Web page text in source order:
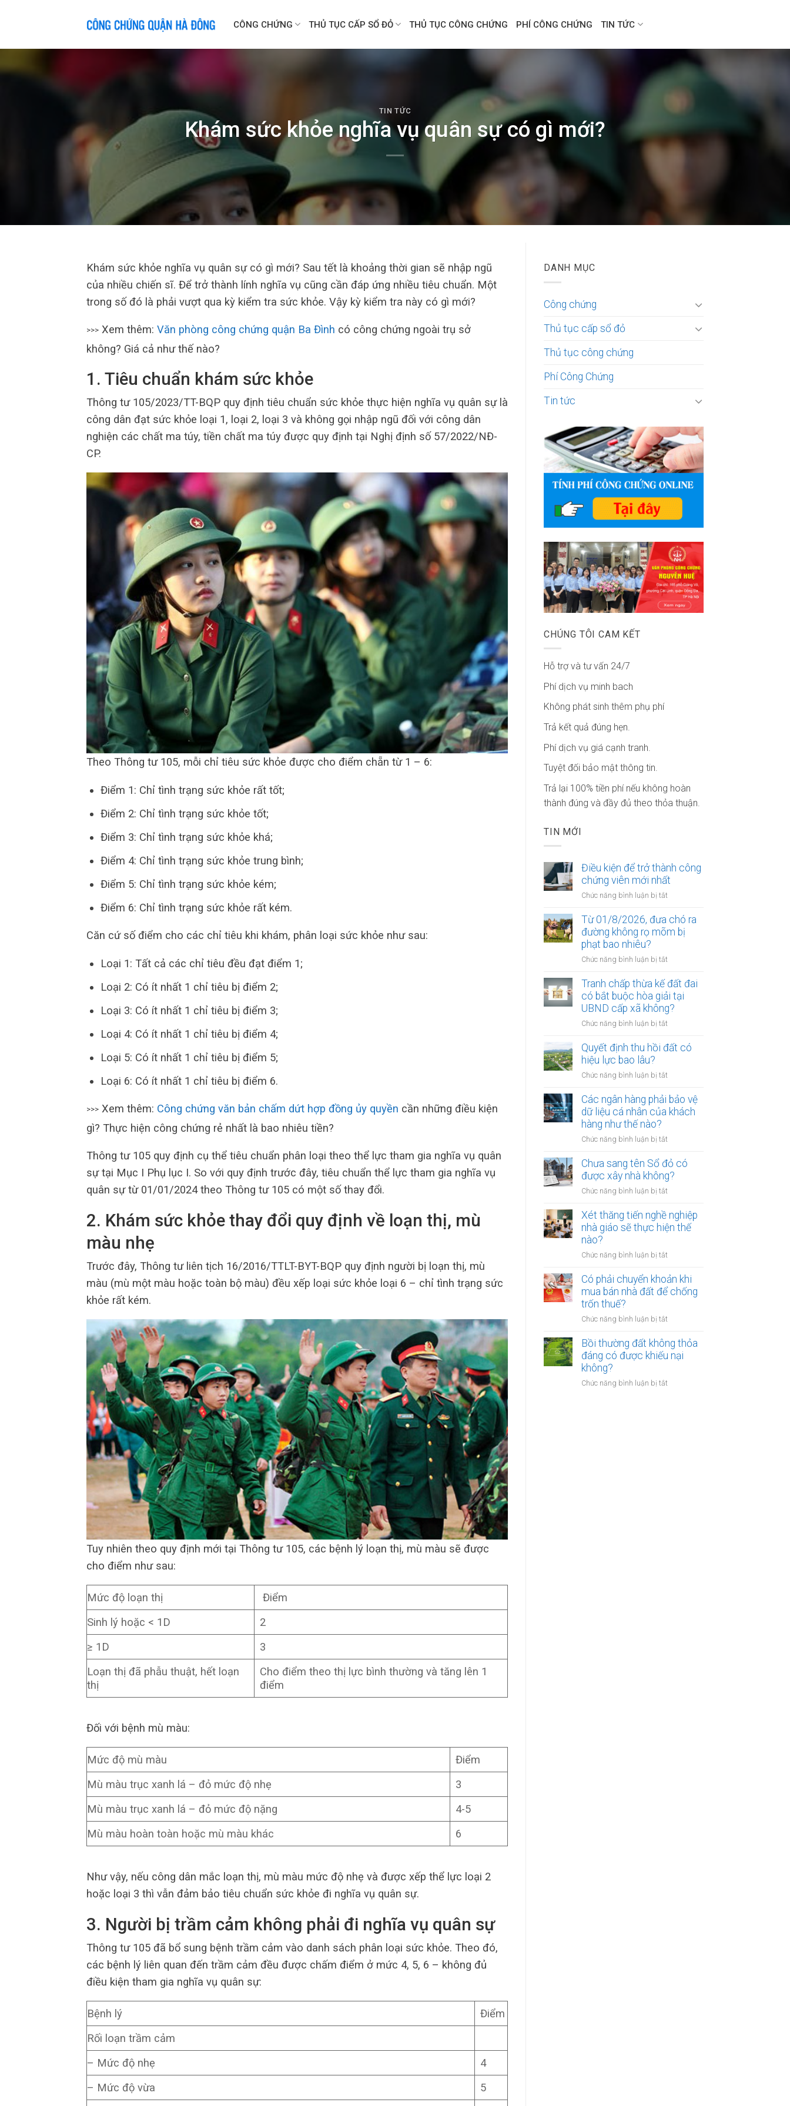
CÔNG CHỨNG THỦ TỤC CẤP SỔ ĐỎ THỦ TỤC CÔNG CHỨNG PHÍ CÔNG CHỨNG TIN TỨC
TIN TỨC
Khám sức khỏe nghĩa vụ quân sự có gì mới?
Khám sức khỏe nghĩa vụ quân sự có gì mới? Sau tết là khoảng thời gian sẽ nhập ngũ
của nhiều chiến sĩ. Để trở thành lính nghĩa vụ cũng cần đáp ứng nhiều tiêu chuẩn. Một
trong số đó là phải vượt qua kỳ kiểm tra sức khỏe. Vậy kỳ kiểm tra này có gì mới?
>>> Xem thêm: Văn phòng công chứng quận Ba Đình có công chứng ngoài trụ sở
không? Giá cả như thế nào?
1. Tiêu chuẩn khám sức khỏe
Thông tư 105/2023/TT-BQP quy định tiêu chuẩn sức khỏe thực hiện nghĩa vụ quân sự là
công dân đạt sức khỏe loại 1, loại 2, loại 3 và không gọi nhập ngũ đối với công dân
nghiện các chất ma túy, tiền chất ma túy được quy định tại Nghị định số 57/2022/NĐ-
CP.
Theo Thông tư 105, mỗi chỉ tiêu sức khỏe được cho điểm chẵn từ 1 – 6:
Điểm 1: Chỉ tình trạng sức khỏe rất tốt;
Điểm 2: Chỉ tình trạng sức khỏe tốt;
Điểm 3: Chỉ tình trạng sức khỏe khá;
Điểm 4: Chỉ tình trạng sức khỏe trung bình;
Điểm 5: Chỉ tình trạng sức khỏe kém;
Điểm 6: Chỉ tình trạng sức khỏe rất kém.
Căn cứ số điểm cho các chỉ tiêu khi khám, phân loại sức khỏe như sau:
Loại 1: Tất cả các chỉ tiêu đều đạt điểm 1;
Loại 2: Có ít nhất 1 chỉ tiêu bị điểm 2;
Loại 3: Có ít nhất 1 chỉ tiêu bị điểm 3;
Loại 4: Có ít nhất 1 chỉ tiêu bị điểm 4;
Loại 5: Có ít nhất 1 chỉ tiêu bị điểm 5;
Loại 6: Có ít nhất 1 chỉ tiêu bị điểm 6.
>>> Xem thêm: Công chứng văn bản chấm dứt hợp đồng ủy quyền cần những điều kiện
gì? Thực hiện công chứng rẻ nhất là bao nhiêu tiền?
Thông tư 105 quy định cụ thể tiêu chuẩn phân loại theo thể lực tham gia nghĩa vụ quân
sự tại Mục I Phụ lục I. So với quy định trước đây, tiêu chuẩn thể lực tham gia nghĩa vụ
quân sự từ 01/01/2024 theo Thông tư 105 có một số thay đổi.
2. Khám sức khỏe thay đổi quy định về loạn thị, mù
màu nhẹ
Trước đây, Thông tư liên tịch 16/2016/TTLT-BYT-BQP quy định người bị loạn thị, mù
màu (mù một màu hoặc toàn bộ màu) đều xếp loại sức khỏe loại 6 – chỉ tình trạng sức
khỏe rất kém.
Tuy nhiên theo quy định mới tại Thông tư 105, các bệnh lý loạn thị, mù màu sẽ được
cho điểm như sau:
Mức độ loạn thị
Điểm
Sinh lý hoặc < 1D
2
≥ 1D
3
Loạn thị đã phẫu thuật, hết loạn
thị
Cho điểm theo thị lực bình thường và tăng lên 1
điểm
Đối với bệnh mù màu:
Mức độ mù màu
Điểm
Mù màu trục xanh lá – đỏ mức độ nhẹ
3
Mù màu trục xanh lá – đỏ mức độ nặng
4-5
Mù màu hoàn toàn hoặc mù màu khác
6
Như vậy, nếu công dân mắc loạn thị, mù màu mức độ nhẹ và được xếp thể lực loại 2
hoặc loại 3 thì vẫn đảm bảo tiêu chuẩn sức khỏe đi nghĩa vụ quân sự.
3. Người bị trầm cảm không phải đi nghĩa vụ quân sự
Thông tư 105 đã bổ sung bệnh trầm cảm vào danh sách phân loại sức khỏe. Theo đó,
các bệnh lý liên quan đến trầm cảm đều được chấm điểm ở mức 4, 5, 6 – không đủ
điều kiện tham gia nghĩa vụ quân sự:
Bệnh lý
Điểm
Rối loạn trầm cảm
– Mức độ nhẹ
4
– Mức độ vừa
5
DANH MỤC
Công chứng
Thủ tục cấp sổ đỏ
Thủ tục công chứng
Phí Công Chứng
Tin tức
CHÚNG TÔI CAM KẾT
Hỗ trợ và tư vấn 24/7
Phí dịch vụ minh bach
Không phát sinh thêm phụ phí
Trả kết quả đúng hẹn.
Phí dịch vụ giá cạnh tranh.
Tuyệt đối bảo mật thông tin.
Trả lại 100% tiền phí nếu không hoàn
thành đúng và đầy đủ theo thỏa thuận.
TIN MỚI
Điều kiện để trở thành công
chứng viên mới nhất
Chức năng bình luận bị tắt
kiện
để
công
viên
mới
nhất
Từ 01/8/2026, đưa chó ra
đường không rọ mõm bị
phạt bao nhiêu?
Chức năng bình luận bị tắt
01/8/2026,
đưa
chó
ra
đường
rọ
bao
nhiêu?
Tranh chấp thừa kế đất đai
có bắt buộc hòa giải tại
UBND cấp xã không?
Chức năng bình luận bị tắt
chấp
đất
có
bắt
tại
UBND
cấp
Quyết định thu hồi đất có
hiệu lực bao lâu?
Chức năng bình luận bị tắt
định
thu
có
lực
bao
Các ngân hàng phải bảo vệ
dữ liệu cá nhân của khách
hàng như thế nào?
Chức năng bình luận bị tắt
ngân
hàng
phải
bảo
dữ
liệu
khách
hàng
như
Chưa sang tên Sổ đỏ có
được xây nhà không?
Chức năng bình luận bị tắt
sang
tên
Sổ
có
xây
nhà
Xét thăng tiến nghề nghiệp
nhà giáo sẽ thực hiện thế
nào?
Chức năng bình luận bị tắt
thăng
tiến
nhà
sẽ
thực
Có phải chuyển khoản khi
mua bán nhà đất để chống
trốn thuế?
Chức năng bình luận bị tắt
phải
chuyển
khoản
mua
Bồi thường đất không thỏa
đáng có được khiếu nại
không?
Chức năng bình luận bị tắt